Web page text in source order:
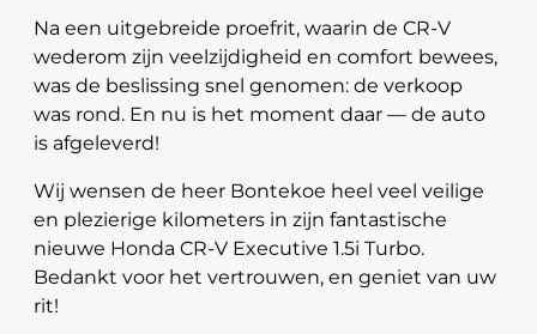
Na een uitgebreide proefrit, waarin de CR-V
wederom zijn veelzijdigheid en comfort bewees,
was de beslissing snel genomen: de verkoop
was rond. En nu is het moment daar — de auto
is afgeleverd!
Wij wensen de heer Bontekoe heel veel veilige
en plezierige kilometers in zijn fantastische
nieuwe Honda CR-V Executive 1.5i Turbo.
Bedankt voor het vertrouwen, en geniet van uw
rit!